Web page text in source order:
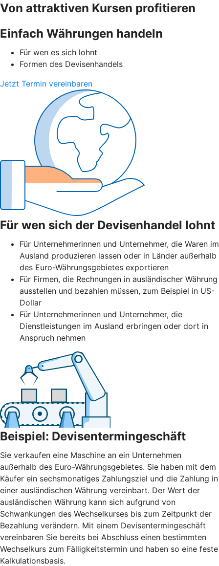
Von attraktiven Kursen profitieren
Einfach Währungen handeln
Für wen es sich lohnt
Formen des Devisenhandels
Jetzt Termin vereinbaren
Für wen sich der Devisenhandel lohnt
Für Unternehmerinnen und Unternehmer, die Waren im
Ausland produzieren lassen oder in Länder außerhalb
des Euro-Währungsgebietes exportieren
Für Firmen, die Rechnungen in ausländischer Währung
ausstellen und bezahlen müssen, zum Beispiel in US-
Dollar
Für Unternehmerinnen und Unternehmer, die
Dienstleistungen im Ausland erbringen oder dort in
Anspruch nehmen
Beispiel: Devisentermingeschäft
Sie verkaufen eine Maschine an ein Unternehmen
außerhalb des Euro-Währungsgebietes. Sie haben mit dem
Käufer ein sechsmonatiges Zahlungsziel und die Zahlung in
einer ausländischen Währung vereinbart. Der Wert der
ausländischen Währung kann sich aufgrund von
Schwankungen des Wechselkurses bis zum Zeitpunkt der
Bezahlung verändern. Mit einem Devisentermingeschäft
vereinbaren Sie bereits bei Abschluss einen bestimmten
Wechselkurs zum Fälligkeitstermin und haben so eine feste
Kalkulationsbasis.